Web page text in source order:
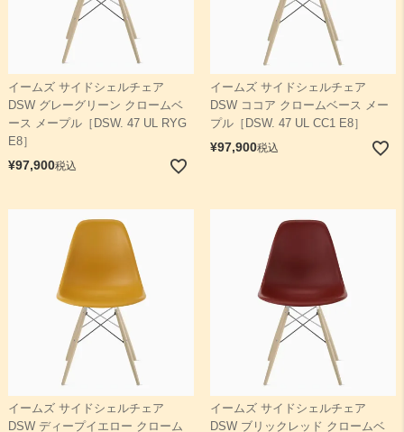
イームズ サイドシェルチェア
DSW グレーグリーン クロームベ
ース メープル［DSW. 47 UL RYG
E8］
¥97,900税込
イームズ サイドシェルチェア
DSW ココア クロームベース メー
プル［DSW. 47 UL CC1 E8］
¥97,900税込
イームズ サイドシェルチェア
DSW ディープイエロー クローム
イームズ サイドシェルチェア
DSW ブリックレッド クロームベ